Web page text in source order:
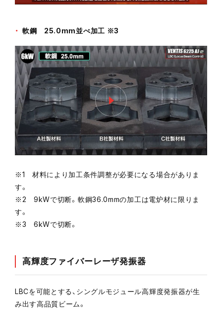
軟鋼 25.0mm並べ加工 ※3
※1 材料により加工条件調整が必要になる場合がありま
す。
※2 9kWで切断。軟鋼36.0mmの加工は電炉材に限りま
す。
※3 6kWで切断。
高輝度ファイバーレーザ発振器
LBCを可能とする、シングルモジュール高輝度発振器が生
み出す高品質ビーム。